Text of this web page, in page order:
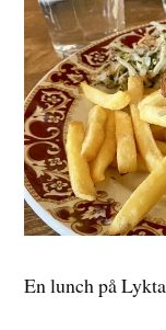
En lunch på